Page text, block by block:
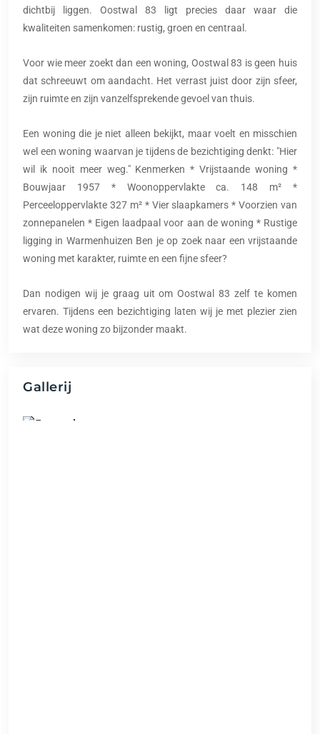
dichtbij liggen. Oostwal 83 ligt precies daar waar die
kwaliteiten samenkomen: rustig, groen en centraal.
Voor wie meer zoekt dan een woning, Oostwal 83 is geen huis
dat schreeuwt om aandacht. Het verrast juist door zijn sfeer,
zijn ruimte en zijn vanzelfsprekende gevoel van thuis.
Een woning die je niet alleen bekijkt, maar voelt en misschien
wel een woning waarvan je tijdens de bezichtiging denkt: "Hier
wil ik nooit meer weg." Kenmerken * Vrijstaande woning *
Bouwjaar 1957 * Woonoppervlakte ca. 148 m² *
Perceeloppervlakte 327 m² * Vier slaapkamers * Voorzien van
zonnepanelen * Eigen laadpaal voor aan de woning * Rustige
ligging in Warmenhuizen Ben je op zoek naar een vrijstaande
woning met karakter, ruimte en een fijne sfeer?
Dan nodigen wij je graag uit om Oostwal 83 zelf te komen
ervaren. Tijdens een bezichtiging laten wij je met plezier zien
wat deze woning zo bijzonder maakt.
Gallerij